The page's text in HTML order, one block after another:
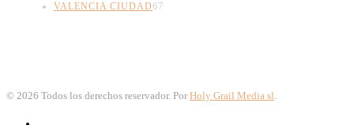
VALENCIA CIUDAD67
© 2026 Todos los derechos reservador. Por Holy Grail Media sl